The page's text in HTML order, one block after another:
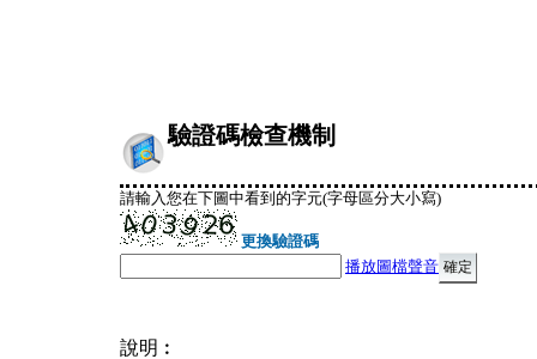
驗證碼檢查機制
請輸入您在下圖中看到的字元(字母區分大小寫)
更換驗證碼
播放圖檔聲音
說明︰